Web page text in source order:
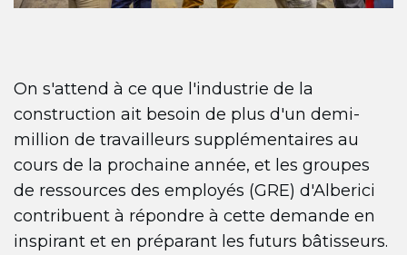
On s'attend à ce que l'industrie de la
construction ait besoin de plus d'un demi-
million de travailleurs supplémentaires au
cours de la prochaine année, et les groupes
de ressources des employés (GRE) d'Alberici
contribuent à répondre à cette demande en
inspirant et en préparant les futurs bâtisseurs.